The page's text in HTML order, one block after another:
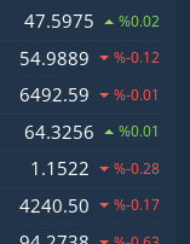
47.5975 %0.02
54.9889 %-0.12
6492.59 %-0.01
64.3256 %0.01
1.1522 %-0.28
4240.50 %-0.17